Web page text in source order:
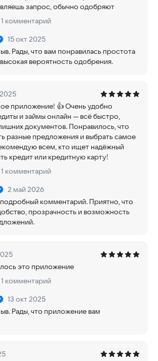
запрос, обычно одобряют
1 комментарий
15 окт 2025
Рады, что вам понравилась простота
вероятность одобрения.
приложение! 👍 Очень удобно
и займы онлайн — всё быстро,
документов. Понравилось, что
разные предложения и выбрать самое
всем, кто ищет надёжный
кредит или кредитную карту!
1 комментарий
2 май 2026
комментарий. Приятно, что
прозрачность и возможность
это приложение
1 комментарий
13 окт 2025
Рады, что приложение вам